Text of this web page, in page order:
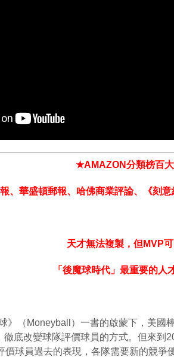
★AMAZON分類榜百
、華盛頓郵報、哈佛商業評論、《刻
天才無法複製，但 MVP
「後魔球時代」最重要的人
》（ Moneyball
）一書的啟蒙下，美國
徹底改變球隊評價球員的方式。但來到
價球員過去的表現，各隊需要新的競